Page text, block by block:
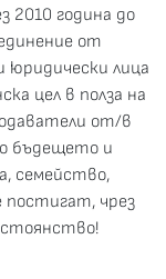
2010 година до
от
юридически лица
цел в полза на
от/в
бъдещето и
семейство,
постигат, чрез